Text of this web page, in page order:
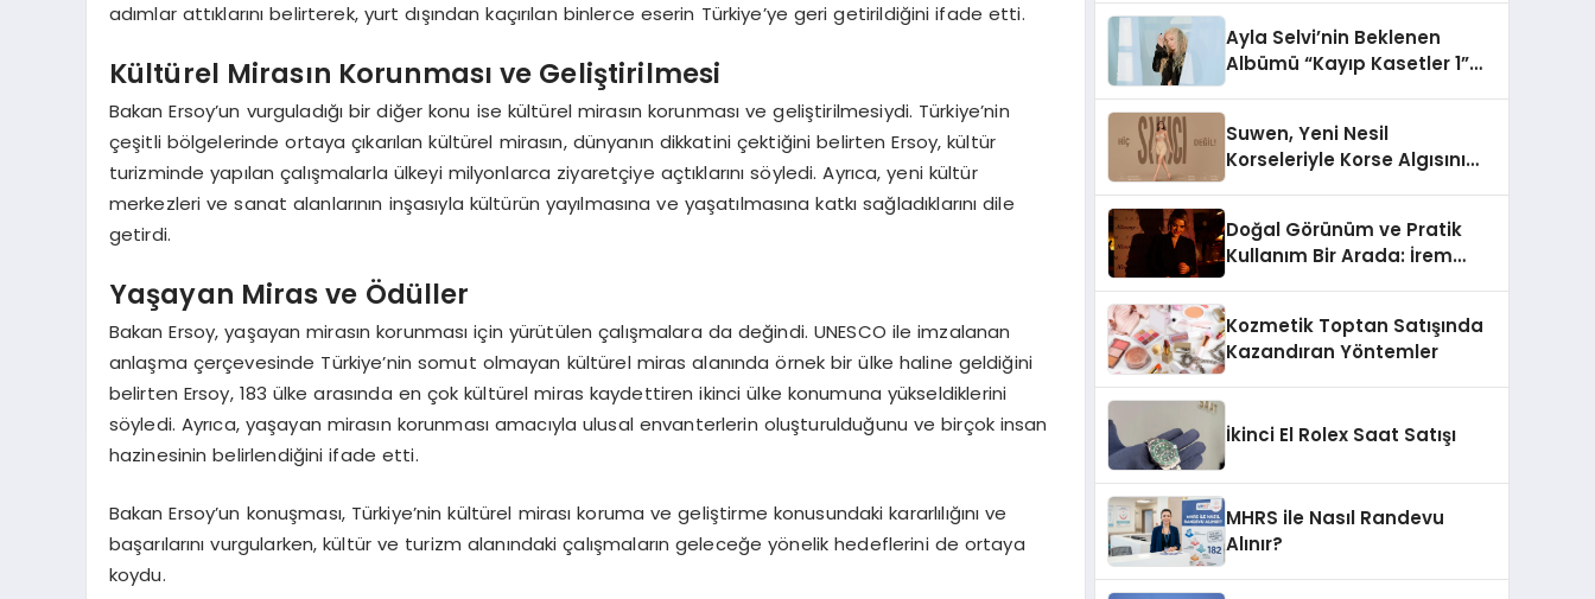
adımlar attıklarını belirterek, yurt dışından kaçırılan binlerce eserin Türkiye’ye geri getirildiğini ifade etti.
Kültürel Mirasın Korunması ve Geliştirilmesi
Bakan Ersoy’un vurguladığı bir diğer konu ise kültürel mirasın korunması ve geliştirilmesiydi. Türkiye’nin
çeşitli bölgelerinde ortaya çıkarılan kültürel mirasın, dünyanın dikkatini çektiğini belirten Ersoy, kültür
turizminde yapılan çalışmalarla ülkeyi milyonlarca ziyaretçiye açtıklarını söyledi. Ayrıca, yeni kültür
merkezleri ve sanat alanlarının inşasıyla kültürün yayılmasına ve yaşatılmasına katkı sağladıklarını dile
getirdi.
Yaşayan Miras ve Ödüller
Bakan Ersoy, yaşayan mirasın korunması için yürütülen çalışmalara da değindi. UNESCO ile imzalanan
anlaşma çerçevesinde Türkiye’nin somut olmayan kültürel miras alanında örnek bir ülke haline geldiğini
belirten Ersoy, 183 ülke arasında en çok kültürel miras kaydettiren ikinci ülke konumuna yükseldiklerini
söyledi. Ayrıca, yaşayan mirasın korunması amacıyla ulusal envanterlerin oluşturulduğunu ve birçok insan
hazinesinin belirlendiğini ifade etti.
Bakan Ersoy’un konuşması, Türkiye’nin kültürel mirası koruma ve geliştirme konusundaki kararlılığını ve
başarılarını vurgularken, kültür ve turizm alanındaki çalışmaların geleceğe yönelik hedeflerini de ortaya
koydu.
Ayla Selvi’nin Beklenen
Albümü “Kayıp Kasetler 1”
Suwen, Yeni Nesil
Korseleriyle Korse Algısını
Doğal Görünüm ve Pratik
Kullanım Bir Arada: İrem
Kozmetik Toptan Satışında
Kazandıran Yöntemler
İkinci El Rolex Saat Satışı
MHRS ile Nasıl Randevu
Alınır?